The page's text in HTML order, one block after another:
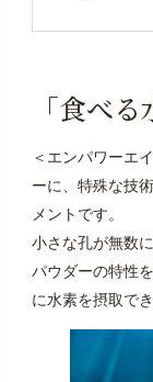
でにお申し
※１定期便に
きません。
※定期便お申
定された場
め、「お問
頼ください。
ントをお付
「食べ
＜エンパワーエ
ーに、特殊な技
メントです。
小さな孔が無数
パウダーの特性
に水素を摂取で